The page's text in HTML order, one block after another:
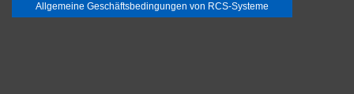
Allgemeine Geschäftsbedingungen von RCS-Systeme